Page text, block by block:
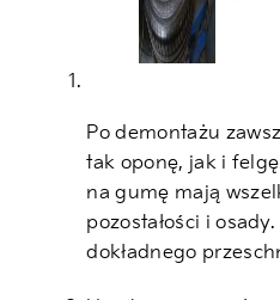
Po demontażu
tak oponę, jak i
na gumę mają
pozostałości i
dokładnego